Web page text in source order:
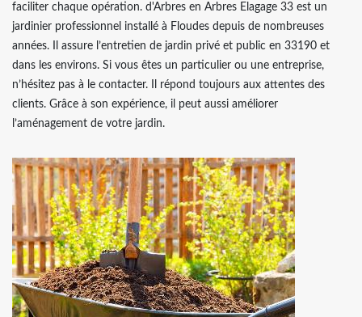
faciliter chaque opération. d'Arbres en Arbres Elagage 33 est un
jardinier professionnel installé à Floudes depuis de nombreuses
années. Il assure l’entretien de jardin privé et public en 33190 et
dans les environs. Si vous êtes un particulier ou une entreprise,
n’hésitez pas à le contacter. Il répond toujours aux attentes des
clients. Grâce à son expérience, il peut aussi améliorer
l’aménagement de votre jardin.